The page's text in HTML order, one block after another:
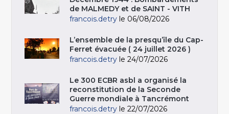
de MALMEDY et de SAINT - VITH
francois.detry le 06/08/2026
L’ensemble de la presqu’île du Cap-
Ferret évacuée ( 24 juillet 2026 )
francois.detry le 24/07/2026
Le 300 ECBR asbl a organisé la
reconstitution de la Seconde
Guerre mondiale à Tancrémont
francois.detry le 22/07/2026